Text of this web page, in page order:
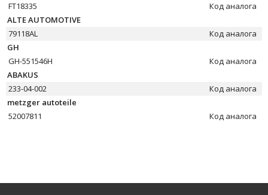
FT18335
Код аналога
ALTE AUTOMOTIVE
79118AL
Код аналога
GH
GH-551546H
Код аналога
ABAKUS
233-04-002
Код аналога
metzger autoteile
52007811
Код аналога